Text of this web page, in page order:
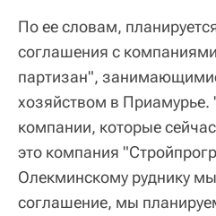
По ее словам,
соглашения с
партизан",
хозяйством в
компании, которые
это компания
Олекминскому руднику
соглашение, мы